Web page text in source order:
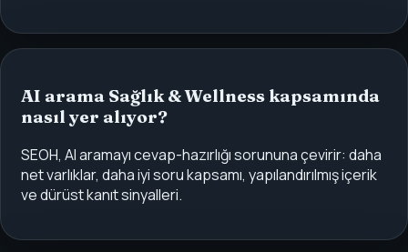
AI arama Sağlık & Wellness kapsamında
nasıl yer alıyor?
SEOH, AI aramayı cevap-hazırlığı sorununa çevirir: daha
net varlıklar, daha iyi soru kapsamı, yapılandırılmış içerik
ve dürüst kanıt sinyalleri.